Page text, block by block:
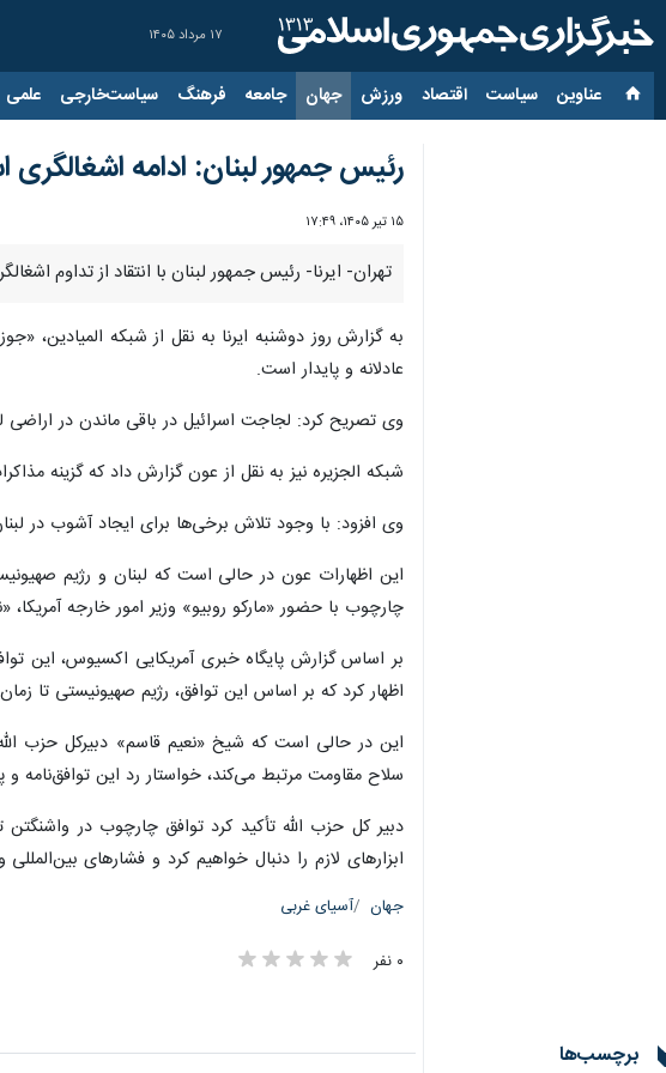
۱۷ مرداد ۱۴۰۵
عناوین‌ سیاست اقتصاد ورزش جهان جامعه فرهنگ سیاست‌خارجی علمی
رئیس جمهور لبنان: ادامه اشغالگری
۱۵ تیر ۱۴۰۵، ۱۷:۴۹
تهران- ایرنا- رئیس جمهور لبنان با انتقاد از تداوم
به گزارش روز دوشنبه ایرنا به نقل از شبکه
عادلانه و پایدار است.
وی تصریح کرد: لجاجت اسرائیل در باقی ماندن در اراضی
شبکه الجزیره نیز به نقل از عون گزارش داد که گزینه
وی افزود: با وجود تلاش برخی‌ها برای ایجاد آشوب در
این اظهارات عون در حالی است که لبنان و رژیم
چارچوب با حضور «مارکو روبیو» وزیر امور خارجه
بر اساس گزارش پایگاه خبری آمریکایی اکسیوس، این
اظهار کرد که بر اساس این توافق، رژیم صهیونیستی تا
این در حالی است که شیخ «نعیم قاسم» دبیرکل حزب
سلاح مقاومت مرتبط می‌کند، خواستار رد این توافق‌نامه و
دبیر کل حزب الله تأکید کرد توافق چارچوب در
ابزارهای لازم را دنبال خواهیم کرد و فشارهای
جهان آسیای غربی
۰ نفر
برچسب‌ها